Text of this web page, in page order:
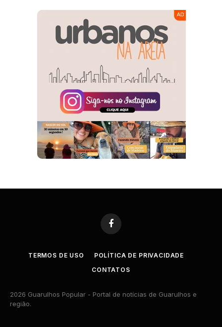
Facebook
TERMOS DE USO
POLÍTICA DE PRIVACIDADE
CONTATOS
2026 Guarulhos Popular - Portal de notícias de Guarulhos e
região.